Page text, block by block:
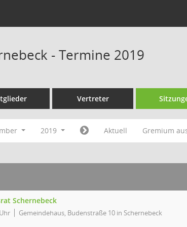
- Termine 2019
Vertreter
2019 Aktuell Gremium
Schernebeck
Gemeindehaus, Budenstraße 10 in Schernebeck